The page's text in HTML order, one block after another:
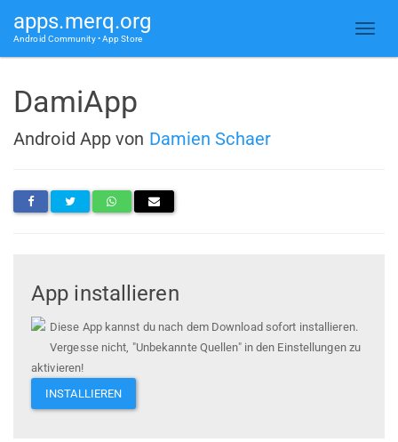
apps.merq.org
Android Community • App Store
DamiApp
Android App von Damien Schaer
App installieren
Diese App kannst du nach dem Download sofort installieren.
Vergesse nicht, "Unbekannte Quellen" in den Einstellungen zu
aktivieren!
INSTALLIEREN